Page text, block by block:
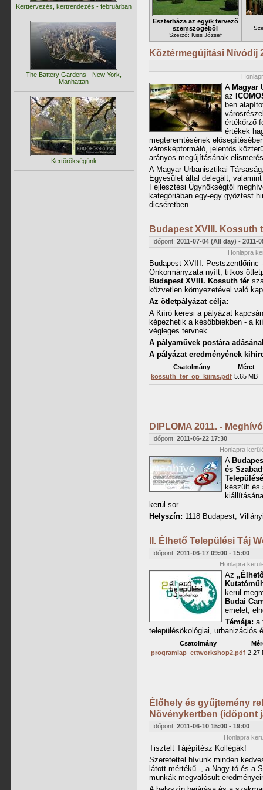
Kerttervezés, kertrendezés - februárban
The Battery Gardens - New York,
Manhattan
Kertörökségünk
Eszterháza az egyik tervező
szemszögéből
Szerző: Kiss József
Köztérmegújítási Nívódíj
A Magyar
az
ben
értékőrző
értékek
megteremtésének
városképformáló, jelentős
arányos megújításának
A Magyar Urbanisztikai
Egyesület által delegált,
Fejlesztési Ügynökségtől
kategóriában egy-egy győztest
dicséretben.
Budapest XVIII. Kossuth
Időpont: 2011-07-04 (All day) - 2011-
Honlapra
Budapest XVIII. Pestszentlőrinc
Önkormányzata nyílt, titkos
Budapest XVIII. Kossuth tér
közvetlen környezetével való
Az ötletpályázat célja:
A Kiíró keresi a pályázat
képezhetik a későbbiekben - a
végleges tervnek.
A pályaművek postára
A pályázat eredményének
Csatolmány
Méret
kossuth_ter_op_kiiras.pdf 5.65 MB
DIPLOMA 2011. - Meghívó
Időpont: 2011-06-22 17:30
Honlapra
A
és
készült és
kerül sor.
Helyszín: 1118 Budapest,
II. Élhető Települési Táj
Időpont: 2011-06-17 09:00 - 15:00
Honlapra
Az
kerül
Budai
emelet,
Témája: a
településökológiai, urbanizációs
Csatolmány
programlap_ettworkshop2.pdf 2.27
Élőhely és gyűjtemény
Növénykertben (időpont
Időpont: 2011-06-10 15:00 - 19:00
Honlapra
Tisztelt Tájépítész Kollégák!
Szeretettel hívunk minden
látott mértékű -, a Nagy-tó és a
munkák megvalósult